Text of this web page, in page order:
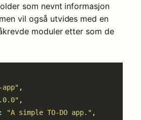
som nevnt informasjon
vil også utvides med en
moduler etter som de
: "A simple TO-DO app."